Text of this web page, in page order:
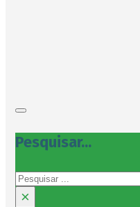
Pesquisar...
Pesquisar
×